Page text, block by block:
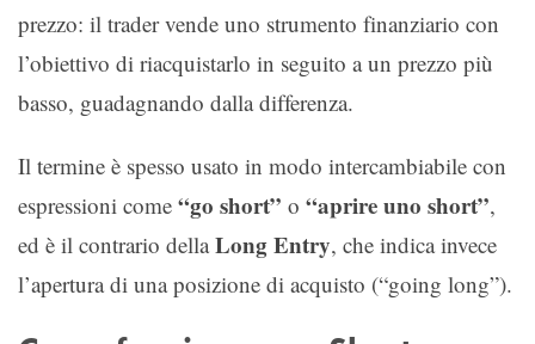
prezzo: il trader vende uno strumento finanziario con
l’obiettivo di riacquistarlo in seguito a un prezzo più
basso, guadagnando dalla differenza.
Il termine è spesso usato in modo intercambiabile con
espressioni come “go short” o “aprire uno short”,
ed è il contrario dellaLong Entry, che indica invece
l’apertura di una posizione di acquisto (“going long”).